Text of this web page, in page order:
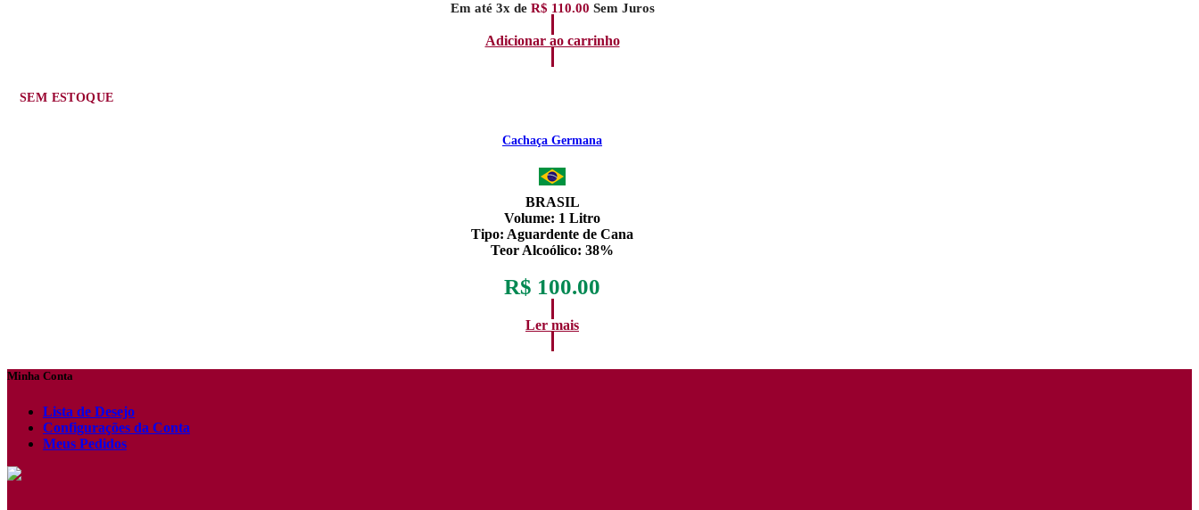
Em até 3x de R$ 110.00 Sem Juros
Adicionar ao carrinho
SEM ESTOQUE
Cachaça Germana
BRASIL
Volume: 1 Litro
Tipo: Aguardente de Cana
Teor Alcoólico: 38%
R$ 100.00
Ler mais
Minha Conta
Lista de Desejo
Configurações da Conta
Meus Pedidos